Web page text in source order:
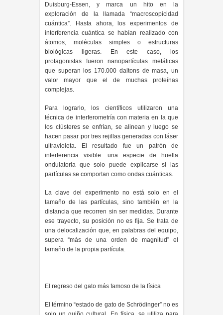
Duisburg-Essen, y marca un hito en la
exploración de la llamada “macroscopicidad
cuántica”. Hasta ahora, los experimentos de
interferencia cuántica se habían realizado con
átomos, moléculas simples o estructuras
biológicas ligeras. En este caso, los
protagonistas fueron nanopartículas metálicas
que superan los 170.000 daltons de masa, un
valor mayor que el de muchas proteínas
complejas.
Para lograrlo, los científicos utilizaron una
técnica de interferometría con materia en la que
los clústeres se enfrían, se alinean y luego se
hacen pasar por tres rejillas generadas con láser
ultravioleta. El resultado fue un patrón de
interferencia visible: una especie de huella
ondulatoria que solo puede explicarse si las
partículas se comportan como ondas cuánticas.
La clave del experimento no está solo en el
tamaño de las partículas, sino también en la
distancia que recorren sin ser medidas. Durante
ese trayecto, su posición no es fija. Se trata de
una delocalización que, en palabras del equipo,
supera “más de una orden de magnitud” el
tamaño de la propia partícula.
El regreso del gato más famoso de la física
El término “estado de gato de Schrödinger” no es